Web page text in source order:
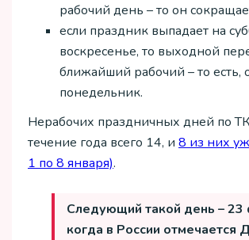
рабочий день – то он
если праздник выпадает на
воскресенье, то выходной
ближайший рабочий – то есть,
понедельник.
Нерабочих праздничных дней по
течение года всего 14, и 8 из них
1 по 8 января).
Следующий такой день – 23
когда в России отмечается